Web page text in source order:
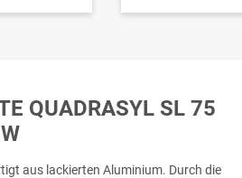
QUADRASYL SL 75
aus lackierten Aluminium. Durch die